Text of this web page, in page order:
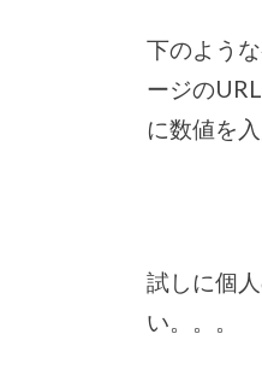
下のよう
ージの
に数値を入
試しに個
い。。。